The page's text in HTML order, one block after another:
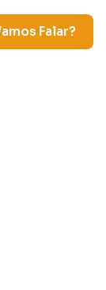
Falar?